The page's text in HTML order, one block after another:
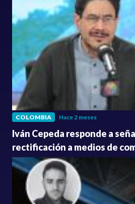
COLOMBIA Hace 2 meses
Iván Cepeda responde a
rectificación a medios de